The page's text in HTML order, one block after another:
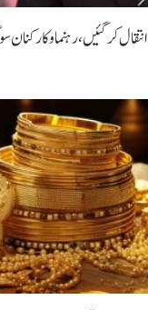
کرگئیں، رہنما و کارکنان